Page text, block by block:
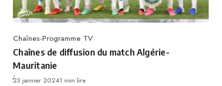
Category
Chaînes-Programme TV
Chaînes de diffusion du match Algérie-
Mauritanie
Publié
23 janvier 20241 min lire